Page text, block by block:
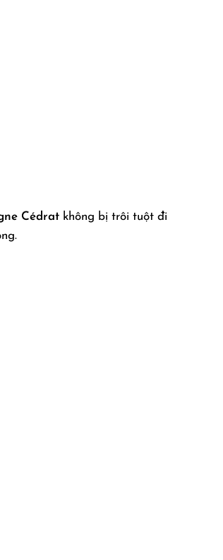
Cédrat không bị trôi tuột đi